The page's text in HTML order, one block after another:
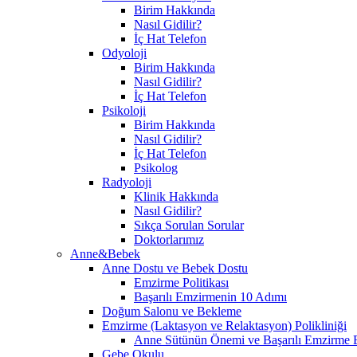
Birim Hakkında
Nasıl Gidilir?
İç Hat Telefon
Odyoloji
Birim Hakkında
Nasıl Gidilir?
İç Hat Telefon
Psikoloji
Birim Hakkında
Nasıl Gidilir?
İç Hat Telefon
Psikolog
Radyoloji
Klinik Hakkında
Nasıl Gidilir?
Sıkça Sorulan Sorular
Doktorlarımız
Anne&Bebek
Anne Dostu ve Bebek Dostu
Emzirme Politikası
Başarılı Emzirmenin 10 Adımı
Doğum Salonu ve Bekleme
Emzirme (Laktasyon ve Relaktasyon) Polikliniği
Anne Sütünün Önemi ve Başarılı Emzirme
Gebe Okulu